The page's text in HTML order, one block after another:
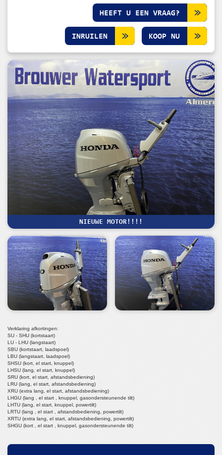
HEEFT U EEN VRAAG?
INRUILEN KOOP NU
NIEUWE MOTOR!!!!
Verklaring afkortingen:
SU - SHU (kortstaart)
LU - LHU (langstaart)
SBU (kortstaart, laadspoel)
LBU (langstaart, laadspoel)
SHSU (kort, el start, knuppel)
LHSU (lang, el start, knuppel)
SRU (kort, el start, afstandsbediening)
LRU (lang, el start, afstandsbediening)
XRU (extra lang, el start, afstandsbediening)
LHGU (lang , el start , knuppel, gasondersteunende tilt)
LHTU (lang, el start, knuppel, powertilt)
LRTU (lang , el start , afstandsbediening, powertilt)
XRTU (extra lang, el start, afstandsbediening, powertilt)
SHGU (kort , el start , knuppel, gasondersteunende tilt)